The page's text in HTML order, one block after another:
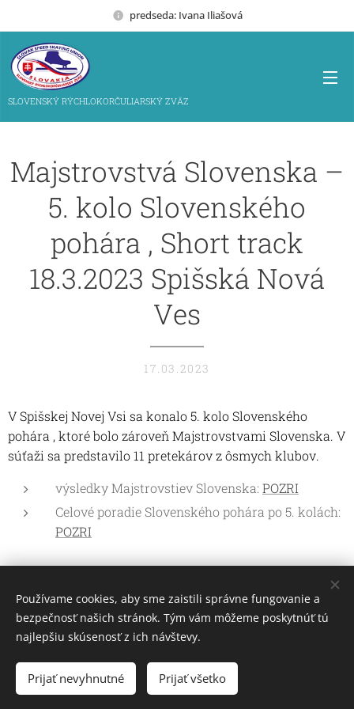
predseda: Ivana Iliašová
SLOVENSKÝ RÝCHLOKORČULIARSKÝ ZVÄZ
Majstrovstvá Slovenska –
5. kolo Slovenského
pohára , Short track
18.3.2023 Spišská Nová
Ves
17.03.2023
V Spišskej Novej Vsi sa konalo 5. kolo Slovenského
pohára , ktoré bolo zároveň Majstrovstvami Slovenska. V
súťaži sa predstavilo 11 pretekárov z ôsmych klubov.
výsledky Majstrovstiev Slovenska: POZRI
Celové poradie Slovenského pohára po 5. kolách:
POZRI
Slovenský rýchlokorčuliarsky zväz 2026
Cookies
Používame cookies, aby sme zaistili správne fungovanie a
bezpečnosť našich stránok. Tým vám môžeme poskytnúť tú
najlepšiu skúsenosť z ich návštevy.
Prijať nevyhnutné Prijať všetko